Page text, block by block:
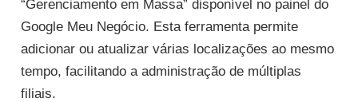
“Gerenciamento em Massa” disponível no painel do
Google Meu Negócio. Esta ferramenta permite
adicionar ou atualizar várias localizações ao mesmo
tempo, facilitando a administração de múltiplas
filiais.